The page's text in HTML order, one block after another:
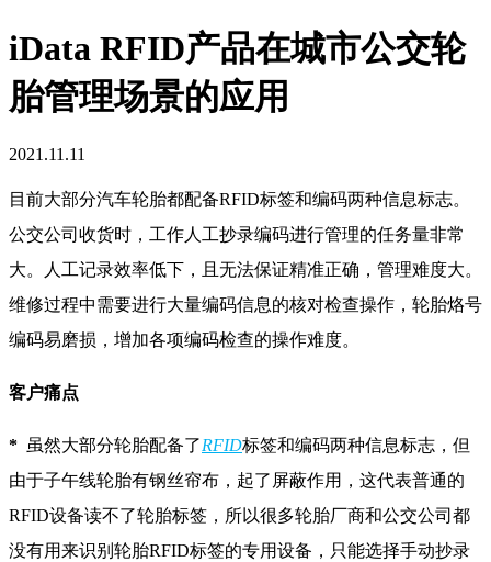
iData RFID产品在城市公交轮
胎管理场景的应用
2021.11.11
目前大部分汽车轮胎都配备RFID标签和编码两种信息标志。
公交公司收货时，工作人工抄录编码进行管理的任务量非常
大。人工记录效率低下，且无法保证精准正确，管理难度大。
维修过程中需要进行大量编码信息的核对检查操作，轮胎烙号
编码易磨损，增加各项编码检查的操作难度。
客户痛点
* 虽然大部分轮胎配备了RFID标签和编码两种信息标志，但
由于子午线轮胎有钢丝帘布，起了屏蔽作用，这代表普通的
RFID设备读不了轮胎标签，所以很多轮胎厂商和公交公司都
没有用来识别轮胎RFID标签的专用设备，只能选择手动抄录